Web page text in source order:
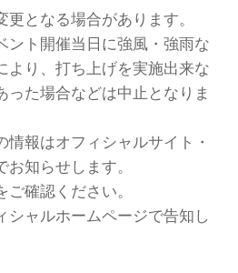
となる場合があります。
ト開催当日に強風・強雨な
より、打ち上げを実施出来な
った場合などは中止となりま
報はオフィシャルサイト・
知らせします。
確認ください。
ャルホームページで告知し